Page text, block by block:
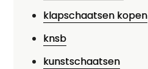
klapschaatsen kopen
knsb
kunstschaatsen